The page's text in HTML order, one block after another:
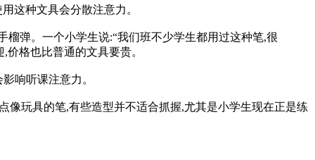
这种文具会分散注意力。
弹。一个小学生说:“我们班不少学生都用过这种笔,很
格也比普通的文具要贵。
响听课注意力。
玩具的笔,有些造型并不适合抓握,尤其是小学生现在正是练